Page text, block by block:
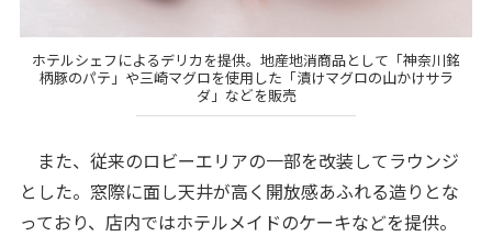
ホテルシェフによるデリカを提供。地産地消商品として「神奈川銘
柄豚のパテ」や三崎マグロを使用した「漬けマグロの山かけサラ
ダ」などを販売
また、従来のロビーエリアの一部を改装してラウンジ
とした。窓際に面し天井が高く開放感あふれる造りとな
っており、店内ではホテルメイドのケーキなどを提供。